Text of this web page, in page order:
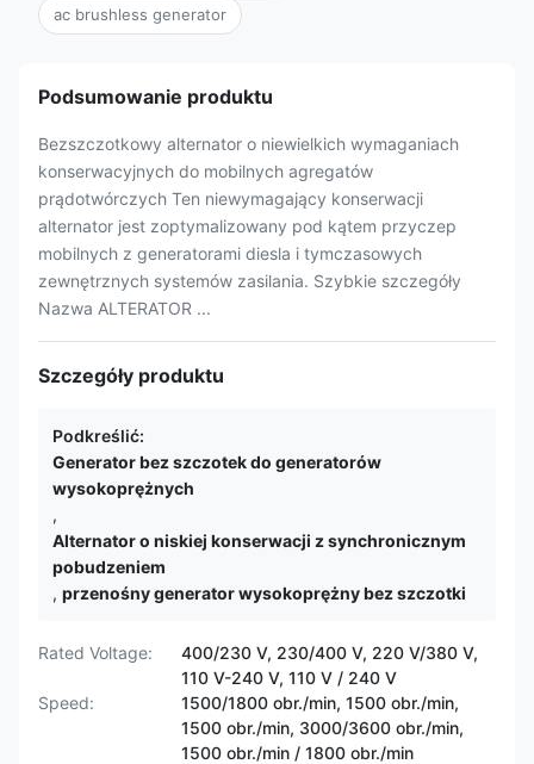
ac brushless generator
Podsumowanie produktu
Bezszczotkowy alternator o niewielkich wymaganiach
konserwacyjnych do mobilnych agregatów
prądotwórczych Ten niewymagający konserwacji
alternator jest zoptymalizowany pod kątem przyczep
mobilnych z generatorami diesla i tymczasowych
zewnętrznych systemów zasilania. Szybkie szczegóły
Nazwa ALTERATOR ...
Szczegóły produktu
Podkreślić:
Generator bez szczotek do generatorów
wysokoprężnych
,
Alternator o niskiej konserwacji z synchronicznym
pobudzeniem
, przenośny generator wysokoprężny bez szczotki
Rated Voltage:
400/230 V, 230/400 V, 220 V/380 V,
110 V-240 V, 110 V / 240 V
Speed:
1500/1800 obr./min, 1500 obr./min,
1500 obr./min, 3000/3600 obr./min,
1500 obr./min / 1800 obr./min